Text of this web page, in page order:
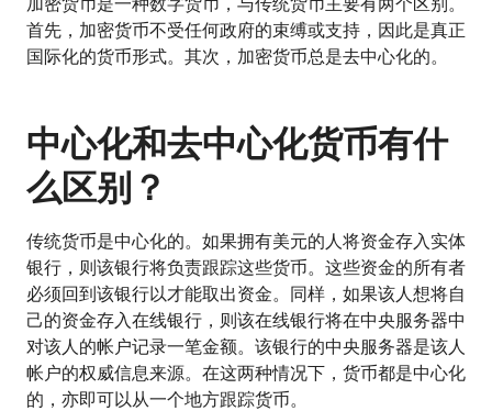
首先，加密货币不受任何政府的束缚或支持，因此是真正
国际化的货币形式。其次，加密货币总是去中心化的。
中心化和去中心化货币有什
么区别？
传统货币是中心化的。如果拥有美元的人将资金存入实体
银行，则该银行将负责跟踪这些货币。这些资金的所有者
必须回到该银行以才能取出资金。同样，如果该人想将自
己的资金存入在线银行，则该在线银行将在中央服务器中
对该人的帐户记录一笔金额。该银行的中央服务器是该人
帐户的权威信息来源。在这两种情况下，货币都是中心化
的，亦即可以从一个地方跟踪货币。